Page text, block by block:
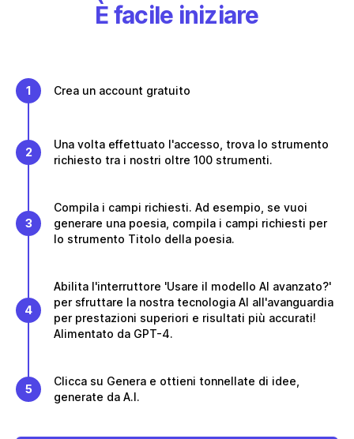
È facile iniziare
1 Crea un account gratuito
2
Una volta effettuato l'accesso, trova lo strumento
richiesto tra i nostri oltre 100 strumenti.
3
Compila i campi richiesti. Ad esempio, se vuoi
generare una poesia, compila i campi richiesti per
lo strumento Titolo della poesia.
4
Abilita l'interruttore 'Usare il modello AI avanzato?'
per sfruttare la nostra tecnologia AI all'avanguardia
per prestazioni superiori e risultati più accurati!
Alimentato da GPT-4.
5
Clicca su Genera e ottieni tonnellate di idee,
generate da A.I.